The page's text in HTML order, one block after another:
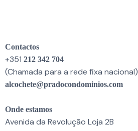
Contactos
+351 212 342 704
(Chamada para a rede fixa nacional)
alcochete@pradocondominios.com
Onde estamos
Avenida da Revolução Loja 2B